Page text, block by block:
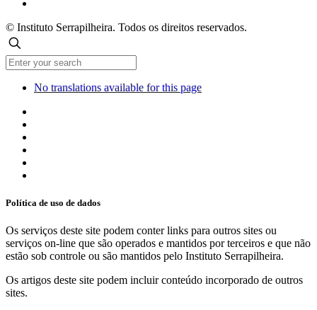
© Instituto Serrapilheira. Todos os direitos reservados.
No translations available for this page
Política de uso de dados
Os serviços deste site podem conter links para outros sites ou
serviços on-line que são operados e mantidos por terceiros e que não
estão sob controle ou são mantidos pelo Instituto Serrapilheira.
Os artigos deste site podem incluir conteúdo incorporado de outros
sites.